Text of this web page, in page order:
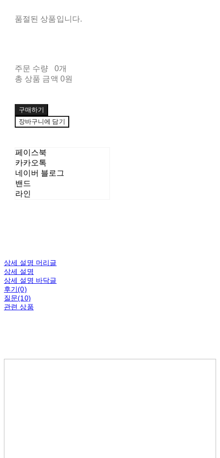
품절된 상품입니다.
주문 수량
0개
총 상품 금액 0원
구매하기
장바구니에 담기
페이스북
카카오톡
네이버 블로그
밴드
라인
상세 설명 머리글
상세 설명
상세 설명 바닥글
후기(0)
질문(10)
관련 상품